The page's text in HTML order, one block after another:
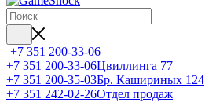
+7 351 200-33-06
+7 351 200-33-06Цвиллинга 77
+7 351 200-35-03Бр. Кашириных 124
+7 351 242-02-26Отдел продаж